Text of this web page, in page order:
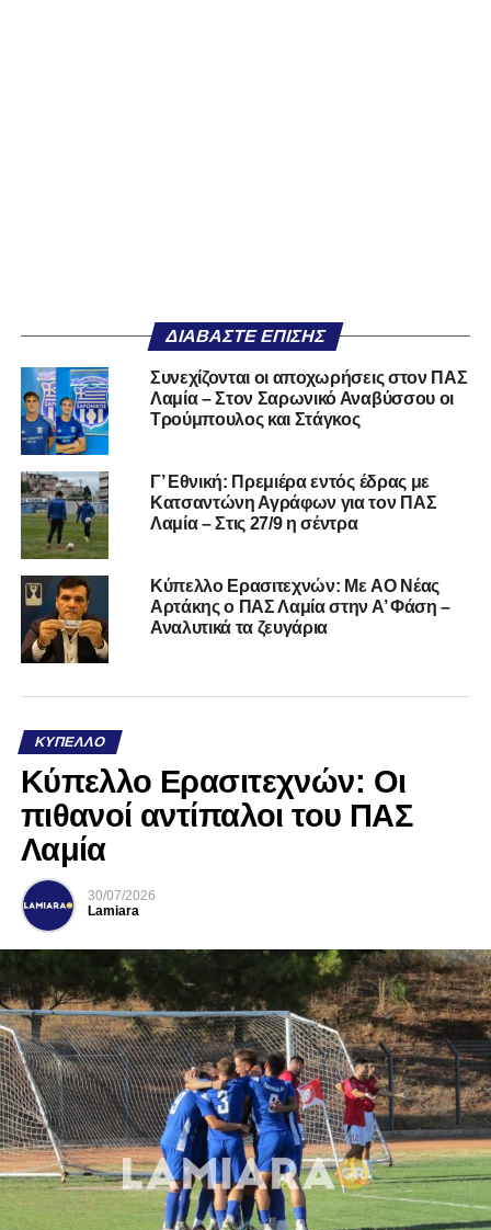
ΔΙΑΒΆΣΤΕ ΕΠΊΣΗΣ
Συνεχίζονται οι αποχωρήσεις στον ΠΑΣ
Λαμία – Στον Σαρωνικό Αναβύσσου οι
Τρούμπουλος και Στάγκος
Γ’ Εθνική: Πρεμιέρα εντός έδρας με
Κατσαντώνη Αγράφων για τον ΠΑΣ
Λαμία – Στις 27/9 η σέντρα
Kύπελλο Ερασιτεχνών: Με AO Nέας
Αρτάκης ο ΠΑΣ Λαμία στην Α’ Φάση –
Αναλυτικά τα ζευγάρια
ΚΎΠΕΛΛΟ
Κύπελλο Ερασιτεχνών: Οι
πιθανοί αντίπαλοι του ΠΑΣ
Λαμία
30/07/2026
Lamiara